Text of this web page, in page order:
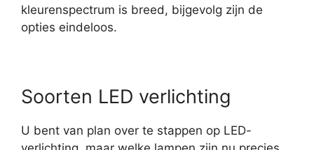
kleurenspectrum is breed, bijgevolg zijn de
opties eindeloos.
Soorten LED verlichting
U bent van plan over te stappen op LED-